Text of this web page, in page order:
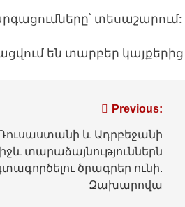
տեսաշարում:
են տարբեր
Previous:
և Ադրբեջանի
տարաձայնություններն
ծրագրեր ունի.
Զախարովա